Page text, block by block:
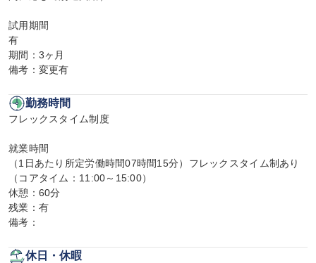
試用期間
有
期間：3ヶ月
備考：変更有
勤務時間
フレックスタイム制度
就業時間
（1日あたり所定労働時間07時間15分）フレックスタイム制あり
（コアタイム：11:00～15:00）
休憩：60分
残業：有
備考：
休日・休暇